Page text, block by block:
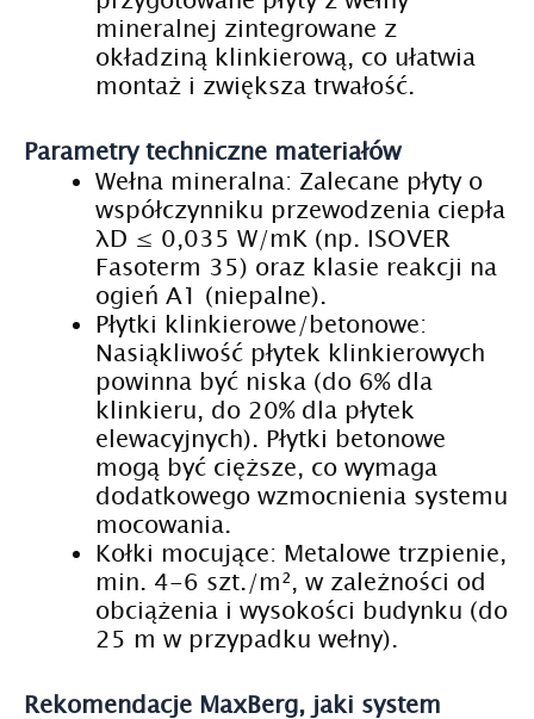
mineralnej zintegrowane z
okładziną klinkierową, co ułatwia
montaż i zwiększa trwałość.
Parametry techniczne materiałów
Wełna mineralna: Zalecane płyty o
współczynniku przewodzenia ciepła
λD ≤ 0,035 W/mK (np. ISOVER
Fasoterm 35) oraz klasie reakcji na
ogień A1 (niepalne).
Płytki klinkierowe/betonowe:
Nasiąkliwość płytek klinkierowych
powinna być niska (do 6% dla
klinkieru, do 20% dla płytek
elewacyjnych). Płytki betonowe
mogą być cięższe, co wymaga
dodatkowego wzmocnienia systemu
mocowania.
Kołki mocujące: Metalowe trzpienie,
min. 4-6 szt./m², w zależności od
obciążenia i wysokości budynku (do
25 m w przypadku wełny).
Rekomendacje MaxBerg, jaki system